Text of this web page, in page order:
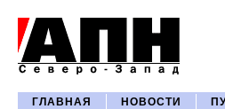
ГЛАВНАЯ НОВОСТИ